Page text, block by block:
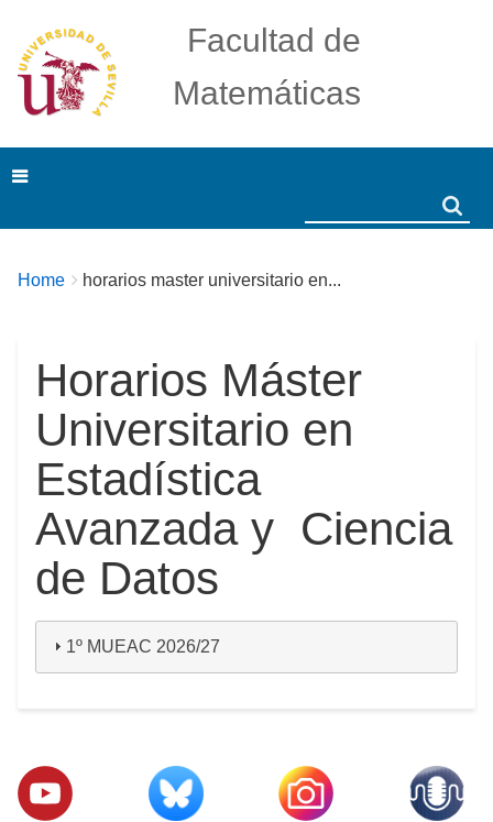
Facultad de
Matemáticas
Breadcrumbs
You
Home horarios master universitario en...
Horarios Máster
Universitario en
Estadística
Avanzada y Ciencia
de Datos
1º MUEAC 2026/27